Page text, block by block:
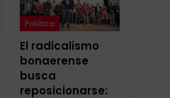
Política
El radicalismo
bonaerense
busca
reposicionarse: